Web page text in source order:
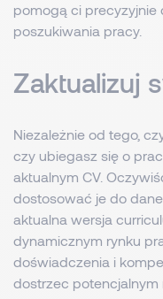
pomogą ci
poszukiwania pracy.
Zaktualizuj
Niezależnie od tego,
czy ubiegasz się o
aktualnym CV.
dostosować je do
aktualna wersja
dynamicznym rynku
doświadczenia i
dostrzec